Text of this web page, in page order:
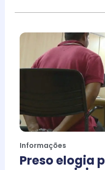
Informações
Preso elogia